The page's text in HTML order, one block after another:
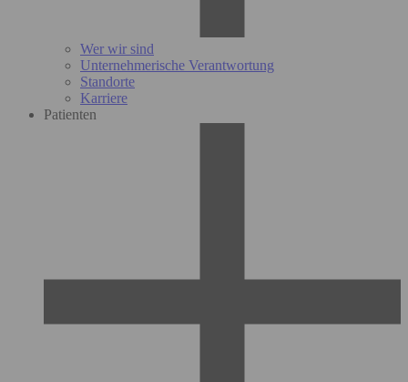
Wer wir sind
Unternehmerische Verantwortung
Standorte
Karriere
Patienten